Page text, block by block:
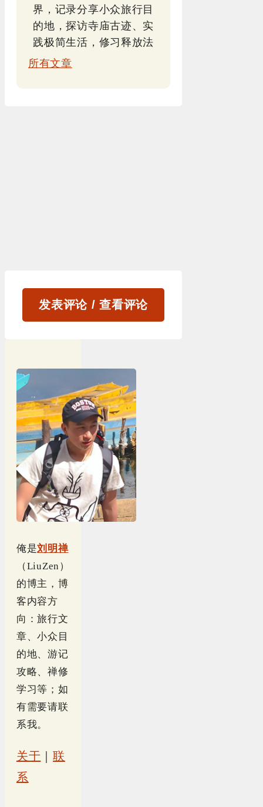
界，记录分享小众旅行目
的地，探访寺庙古迹、实
践极简生活，修习释放法
所有文章
发表评论 / 查看评论
俺是刘明禅
（LiuZen）
的博主，博
客内容方
向：旅行文
章、小众目
的地、游记
攻略、禅修
学习等；如
有需要请联
系我。
关于 ｜联
系